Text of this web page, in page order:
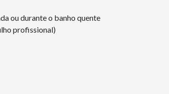
ou durante o banho quente
profissional)